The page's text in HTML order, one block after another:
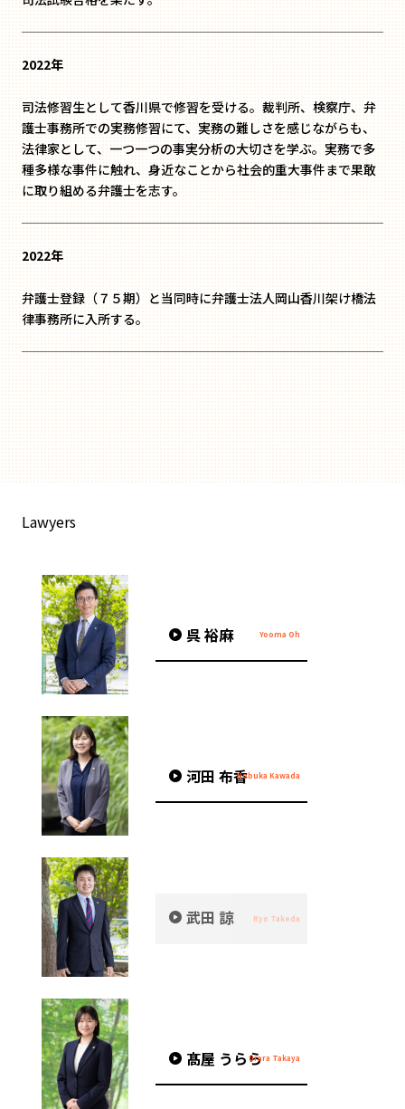
2022年
司法修習生として香川県で修習を受ける。裁判所、検察庁、弁
護士事務所での実務修習にて、実務の難しさを感じながらも、
法律家として、一つ一つの事実分析の大切さを学ぶ。実務で多
種多様な事件に触れ、身近なことから社会的重大事件まで果敢
に取り組める弁護士を志す。
2022年
弁護士登録（７５期）と当同時に弁護士法人岡山香川架け橋法
律事務所に入所する。
Lawyers
呉 裕麻
河田 布香
武田 諒
髙屋 うらら